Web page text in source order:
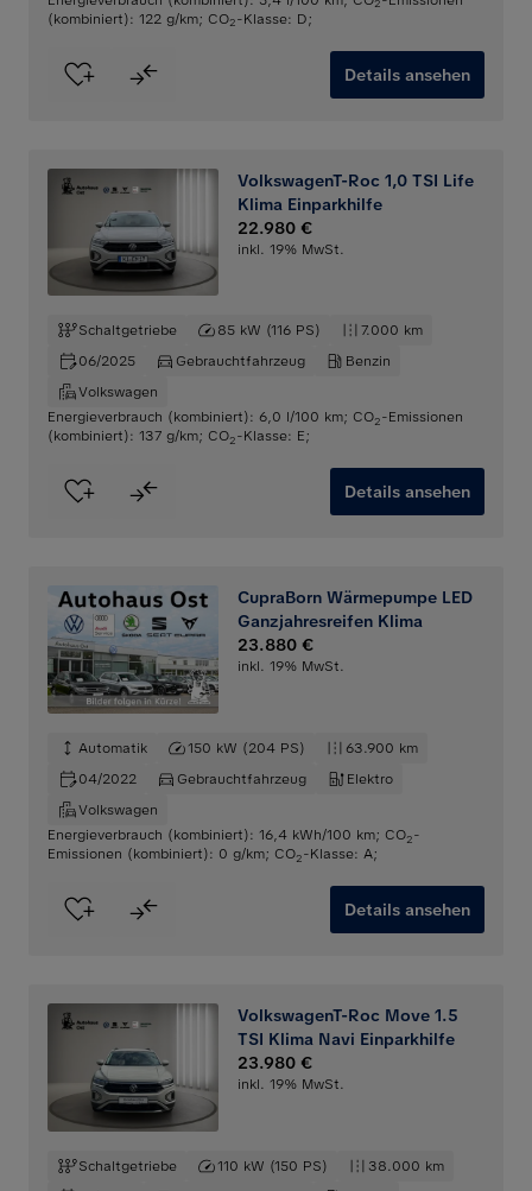
2
(kombiniert): 122 g/km; CO2-Klasse: D;
Details ansehen
VolkswagenT-Roc 1,0 TSI Life
Klima Einparkhilfe
22.980 €
inkl. 19% MwSt.
Schaltgetriebe 85 kW (116 PS)
7.000 km
06/2025
Gebrauchtfahrzeug
Benzin
Volkswagen
Energieverbrauch (kombiniert): 6,0 l/100 km; CO2-Emissionen
(kombiniert): 137 g/km; CO2-Klasse: E;
Details ansehen
CupraBorn Wärmepumpe LED
Ganzjahresreifen Klima
23.880 €
inkl. 19% MwSt.
Automatik 150 kW (204 PS)
63.900 km
04/2022
Gebrauchtfahrzeug
Elektro
Volkswagen
Energieverbrauch (kombiniert): 16,4 kWh/100 km; CO2-
Emissionen (kombiniert): 0 g/km; CO2-Klasse: A;
Details ansehen
VolkswagenT-Roc Move 1.5
TSI Klima Navi Einparkhilfe
23.980 €
inkl. 19% MwSt.
Schaltgetriebe 110 kW (150 PS)
38.000 km